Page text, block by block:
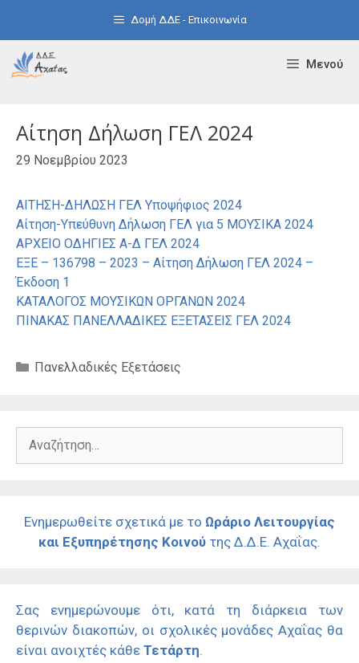
Δομή ΔΔΕ - Επικοινωνία
Μενού
Αίτηση Δήλωση ΓΕΛ 2024
29 Νοεμβρίου 2023
ΑΙΤΗΣΗ-ΔΗΛΩΣΗ ΓΕΛ Υποψήφιος 2024
Αίτηση-Υπεύθυνη Δήλωση ΓΕΛ για 5 ΜΟΥΣΙΚΑ 2024
ΑΡΧΕΙΟ ΟΔΗΓΙΕΣ Α-Δ ΓΕΛ 2024
ΕΞΕ – 136798 – 2023 – Αίτηση Δήλωση ΓΕΛ 2024 –
Έκδοση 1
ΚΑΤΑΛΟΓΟΣ ΜΟΥΣΙΚΩΝ ΟΡΓΑΝΩΝ 2024
ΠΙΝΑΚΑΣ ΠΑΝΕΛΛΑΔΙΚΕΣ ΕΞΕΤΑΣΕΙΣ ΓΕΛ 2024
Κατηγορίες
Πανελλαδικές Εξετάσεις
Αναζήτηση
Ενημερωθείτε σχετικά με το Ωράριο Λειτουργίας
και Εξυπηρέτησης Κοινού της Δ.Δ.Ε. Αχαΐας.
Σας ενημερώνουμε ότι, κατά τη διάρκεια των
θερινών διακοπών, οι σχολικές μονάδες Αχαΐας θα
είναι ανοιχτές κάθε Τετάρτη.